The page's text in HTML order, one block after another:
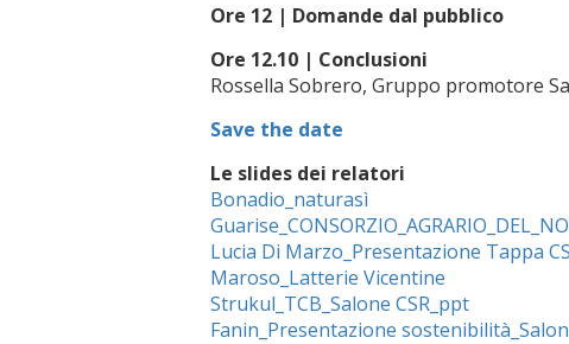
Ore 12 | Domande dal pubblico
Ore 12.10 | Conclusioni
Rossella Sobrero, Gruppo promotore
Save the date
Le slides dei relatori
Bonadio_naturasì
Lucia Di Marzo_Presentazione Tappa
Maroso_Latterie Vicentine
Strukul_TCB_Salone CSR_ppt
Fanin_Presentazione